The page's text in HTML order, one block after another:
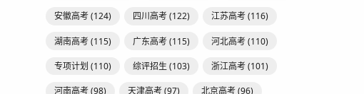
安徽高考(124) 四川高考(122) 江苏高考(116)
湖南高考(115) 广东高考(115) 河北高考(110)
专项计划 (110) 综评招生 (103) 浙江高考(101)
河南高考(98) 天津高考(97) 北京高考(96)